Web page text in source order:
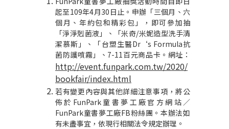
起至109年4月30 日止。申辦「三個月、六
個月、年約包和精彩包」，即可參加抽
「淨淨剋菌液」、「米奇/米妮造型洗手清
潔慕斯」、「台塑生醫Dr‘s Formula抗
菌防護噴霧」、 7-11百元商品卡。網址：
http://event.funpark.com.tw/2020/
bookfair/index.html
若有變更內容與其他詳細注意事項，將公
佈於 FunPark童書夢工廠官方網站／
FunPark童書夢工廠FB粉絲團。本辦法如
有未盡事宜，依現行相關法令規定辦理。